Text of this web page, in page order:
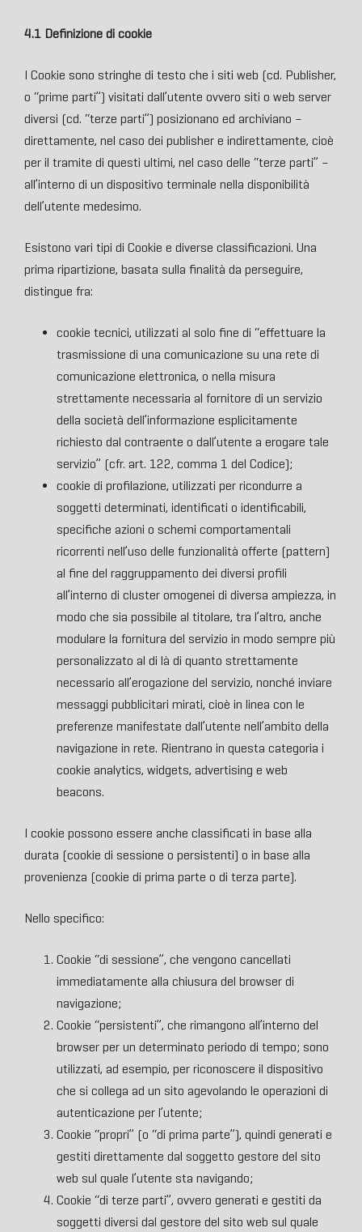
4.1 Definizione di cookie
I Cookie sono stringhe di testo che i siti web (cd. Publisher,
o “prime parti”) visitati dall’utente ovvero siti o web server
diversi (cd. “terze parti”) posizionano ed archiviano –
direttamente, nel caso dei publisher e indirettamente, cioè
per il tramite di questi ultimi, nel caso delle “terze parti” –
all’interno di un dispositivo terminale nella disponibilità
dell’utente medesimo.
Esistono vari tipi di Cookie e diverse classificazioni. Una
prima ripartizione, basata sulla finalità da perseguire,
distingue fra:
cookie tecnici, utilizzati al solo fine di “effettuare la
trasmissione di una comunicazione su una rete di
comunicazione elettronica, o nella misura
strettamente necessaria al fornitore di un servizio
della società dell’informazione esplicitamente
richiesto dal contraente o dall’utente a erogare tale
servizio” (cfr. art. 122, comma 1 del Codice);
cookie di profilazione, utilizzati per ricondurre a
soggetti determinati, identificati o identificabili,
specifiche azioni o schemi comportamentali
ricorrenti nell’uso delle funzionalità offerte (pattern)
al fine del raggruppamento dei diversi profili
all’interno di cluster omogenei di diversa ampiezza, in
modo che sia possibile al titolare, tra l’altro, anche
modulare la fornitura del servizio in modo sempre più
personalizzato al di là di quanto strettamente
necessario all’erogazione del servizio, nonché inviare
messaggi pubblicitari mirati, cioè in linea con le
preferenze manifestate dall’utente nell’ambito della
navigazione in rete. Rientrano in questa categoria i
cookie analytics, widgets, advertising e web
beacons.
I cookie possono essere anche classificati in base alla
durata (cookie di sessione o persistenti) o in base alla
provenienza (cookie di prima parte o di terza parte).
Nello specifico:
Cookie “di sessione”, che vengono cancellati
immediatamente alla chiusura del browser di
navigazione;
Cookie “persistenti”, che rimangono all’interno del
browser per un determinato periodo di tempo; sono
utilizzati, ad esempio, per riconoscere il dispositivo
che si collega ad un sito agevolando le operazioni di
autenticazione per l’utente;
Cookie “propri” (o “di prima parte”), quindi generati e
gestiti direttamente dal soggetto gestore del sito
web sul quale l’utente sta navigando;
Cookie “di terze parti”, ovvero generati e gestiti da
soggetti diversi dal gestore del sito web sul quale